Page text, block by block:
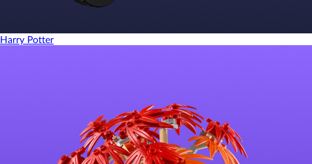
Harry Potter